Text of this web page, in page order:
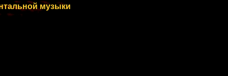
музыки